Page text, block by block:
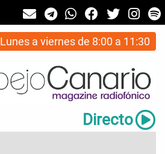
Lunes a viernes de 8:00 a 11:30
Directo